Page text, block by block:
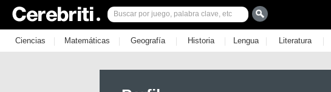
Ciencias | Matemáticas | Geografía | Historia | Lengua | Literatura |